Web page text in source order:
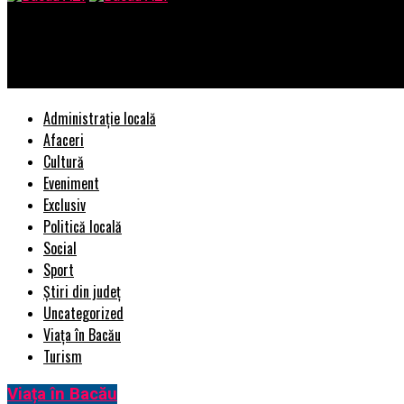
Administrație locală
Afaceri
Cultură
Eveniment
Exclusiv
Politică locală
Social
Sport
Știri din județ
Uncategorized
Viața în Bacău
Turism
Viața în Bacău